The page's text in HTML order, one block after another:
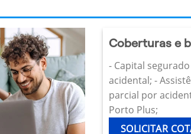
Coberturas e
- Capital
acidental; -
parcial por
Porto Plus;
SOLICITAR